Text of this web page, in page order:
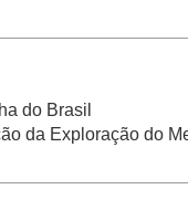
do Brasil
da Exploração do